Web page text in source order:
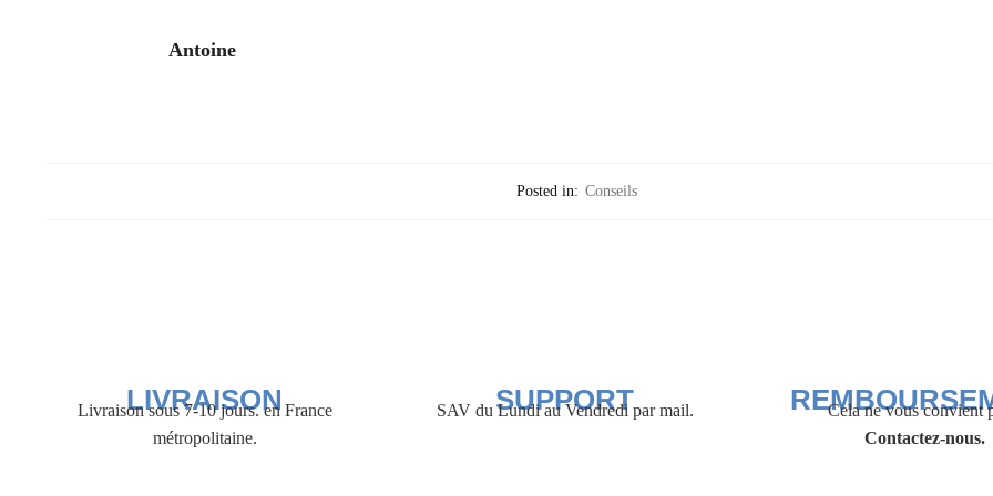
Antoine
Posted in: Conseils
LIVRAISON
Livraison sous 7-10 jours. en France
métropolitaine.
SUPPORT
SAV du Lundi au Vendredi par mail.
Cela ne vous convient
Contactez-nous.